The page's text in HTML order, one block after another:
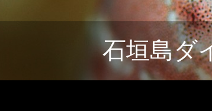
石垣島ダ